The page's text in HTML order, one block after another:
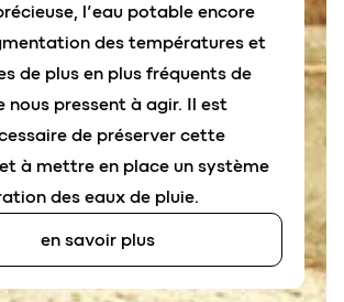
l’eau potable encore
des températures et
de plus en plus fréquents de
nous pressent à agir. Il est
de préserver cette
à mettre en place un système
des eaux de pluie.
en savoir plus